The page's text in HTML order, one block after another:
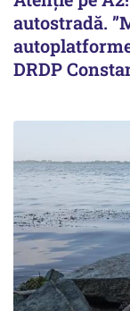
autostradă.
DRDP